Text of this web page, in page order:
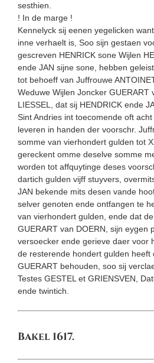
sesthien.
! In de marge !
Kennelyck sij eenen yegelicken
inne verhaelt is, Soo sijn gestaen
gescreven HENRICK sone Wijlen
ende JAN sijne sone, hebben
tot behoeff van Juffrouwe
Weduwe Wijlen Joncker GUERART
LIESSEL, dat sij HENDRICK ende
Sint Andries int toecomende oft
leveren in handen der voorschr.
somme van vierhondert gulden tot
gereckent omme deselve somme
worden tot affquytinge deses
dartich gulden vijff stuyvers,
JAN bekende mits desen vande
selver genoten ende ontfangen te
van vierhondert gulden, ende dat
GUERART van DOERN, sijn eygen
versoecker ende gerieve daer voor
de resterende hondert gulden heeft
GUERART behouden, soo sij
Testes GESTEL et GRIENSVEN,
ende twintich.
Bakel 1617.